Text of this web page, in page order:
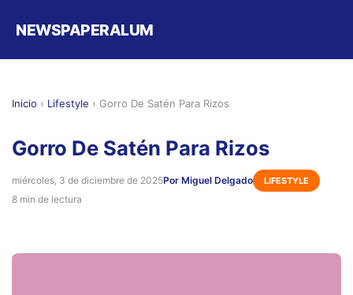
NEWSPAPERALUM
Inicio › Lifestyle › Gorro De Satén Para Rizos
Gorro De Satén Para Rizos
miércoles, 3 de diciembre de 2025Por Miguel Delgado LIFESTYLE
8 min de lectura